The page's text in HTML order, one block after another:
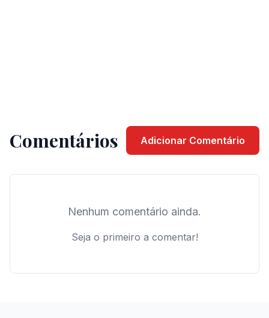
Comentários Adicionar Comentário
Nenhum comentário ainda.
Seja o primeiro a comentar!